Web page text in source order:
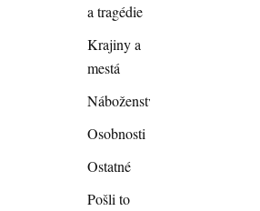
a tragédie
Krajiny a
mestá
Náboženstvo
Osobnosti
Ostatné
Pošli to